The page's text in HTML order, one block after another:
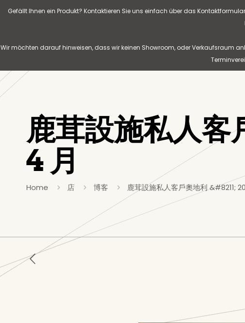
Gefällt Ihnen ein Produkt? Kontaktieren Sie uns einfach über das
Wir möchten darauf hinweisen, dass wir keinen Showroom, oder Verkaufsraum
鹿茸設施私人客
4 月
Home 店 博客 鹿茸設施私人客戶奧地利 &#8211;